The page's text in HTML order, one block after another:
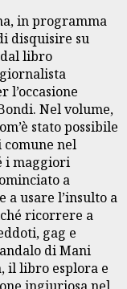
in programma
disquisire su
dal libro
l’occasione
Nel volume,
stato possibile
nel
i maggiori
a
a usare l’insulto a
ricorrere a
gag e
di Mani
il libro esplora e